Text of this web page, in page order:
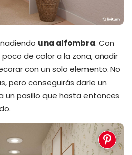
una alfombra. Con
de color a la zona, añadir
con un solo elemento. No
pero conseguirás darle un
un pasillo que hasta entonces